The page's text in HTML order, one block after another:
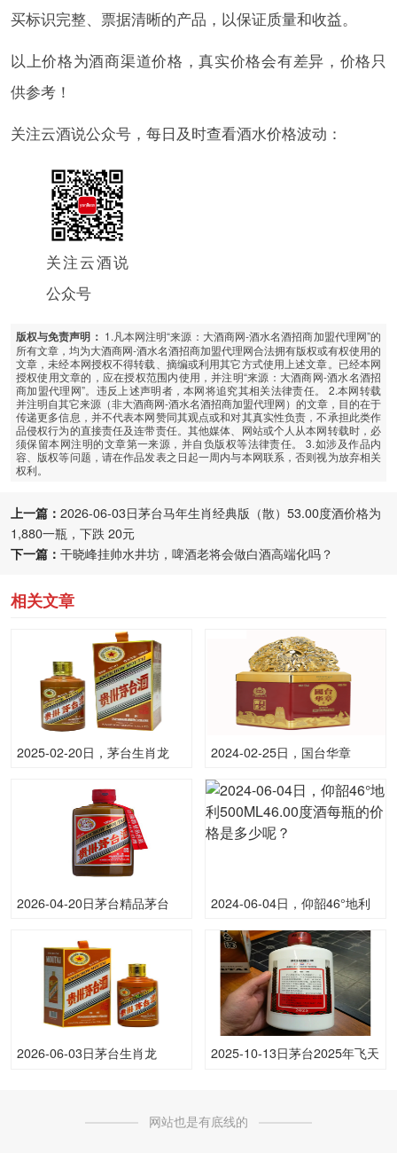
买标识完整、票据清晰的产品，以保证质量和收益。
以上价格为酒商渠道价格，真实价格会有差异，价格只
供参考！
关注云酒说公众号，每日及时查看酒水价格波动：
关注云酒说
公众号
版权与免责声明： 1.凡本网注明“来源：大酒商网-酒水名酒招商加盟代理网”的
所有文章，均为大酒商网-酒水名酒招商加盟代理网合法拥有版权或有权使用的
文章，未经本网授权不得转载、摘编或利用其它方式使用上述文章。已经本网
授权使用文章的，应在授权范围内使用，并注明“来源：大酒商网-酒水名酒招
商加盟代理网”。违反上述声明者，本网将追究其相关法律责任。 2.本网转载
并注明自其它来源（非大酒商网-酒水名酒招商加盟代理网）的文章，目的在于
传递更多信息，并不代表本网赞同其观点或和对其真实性负责，不承担此类作
品侵权行为的直接责任及连带责任。其他媒体、网站或个人从本网转载时，必
须保留本网注明的文章第一来源，并自负版权等法律责任。 3.如涉及作品内
容、版权等问题，请在作品发表之日起一周内与本网联系，否则视为放弃相关
权利。
上一篇： 2026-06-03日茅台马年生肖经典版（散）53.00度酒价格为
1,880一瓶，下跌 20元
下一篇： 干晓峰挂帅水井坊，啤酒老将会做白酒高端化吗？
相关文章
2025-02-20日，茅台生肖龙
格是多少呢？
2024-02-25日，国台华章
500ML53.00度酒每瓶的价格
是多少呢？
2026-04-20日茅台精品茅台
下跌 20元
2024-06-04日，仰韶46°地利
是多少呢？
2026-06-03日茅台生肖龙
2025-10-13日茅台2025年飞天
网站也是有底线的